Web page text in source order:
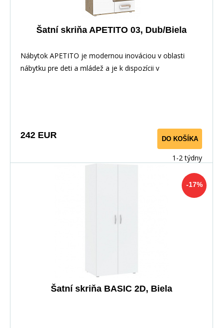
Šatní skriňa APETITO 03, Dub/Biela
Nábytok APETITO je modernou inováciou v oblasti
nábytku pre deti a mládež a je k dispozícii v
242 EUR DO KOŠÍKA
1-2 týdny
-17%
Šatní skriňa BASIC 2D, Biela